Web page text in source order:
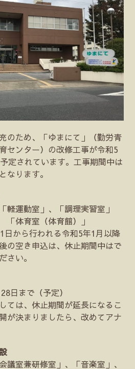
のため、「ゆまにて」（勤労青
センター）の改修工事が令和5
定されています。工事期間中は
なります。
軽運動室」、「調理実習室」
「体育室（体育館）」
から行われる令和5年1月以降
の空き申込は、休止期間中はで
さい。
日まで（予定）
ては、休止期間が延長になるこ
が決まりましたら、改めてアナ
室兼研修室」、「音楽室」、